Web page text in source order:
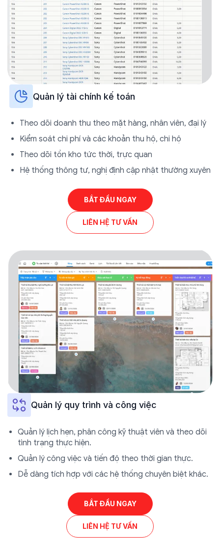
Quản lý tài chính kế toán
Theo dõi doanh thu theo mặt hàng, nhân viên, đại lý
Kiểm soát chi phí và các khoản thu hộ, chi hộ
Theo dõi tồn kho tức thời, trực quan
Hệ thống thông tư, nghị định cập nhật thường xuyên
BẮT ĐẦU NGAY
LIÊN HỆ TƯ VẤN
Quản lý quy trình và công việc
Quản lý lịch hẹn, phân công kỹ thuật viên và theo dõi
tình trạng thực hiện.
Quản lý công việc và tiến độ theo thời gian thực.
Dễ dàng tích hợp với các hệ thống chuyên biệt khác.
BẮT ĐẦU NGAY
LIÊN HỆ TƯ VẤN